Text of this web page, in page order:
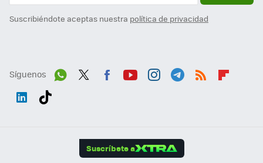
Suscribiéndote aceptas nuestra política de privacidad
Síguenos
Suscríbete a